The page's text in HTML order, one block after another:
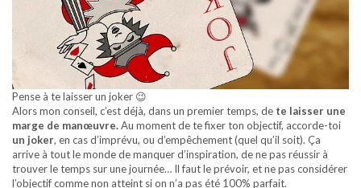
Pense à te laisser un joker 😉
Alors mon conseil, c’est déjà, dans un premier temps, de te laisser une
marge de manœuvre.Au moment de te fixer ton objectif, accorde-toi
un joker, en cas d’imprévu, ou d’empêchement (quel qu’il soit). Ça
arrive à tout le monde de manquer d’inspiration, de ne pas réussir à
trouver le temps sur une journée… Il faut le prévoir, et ne pas considérer
l’objectif comme non atteint si on n’a pas été 100% parfait.